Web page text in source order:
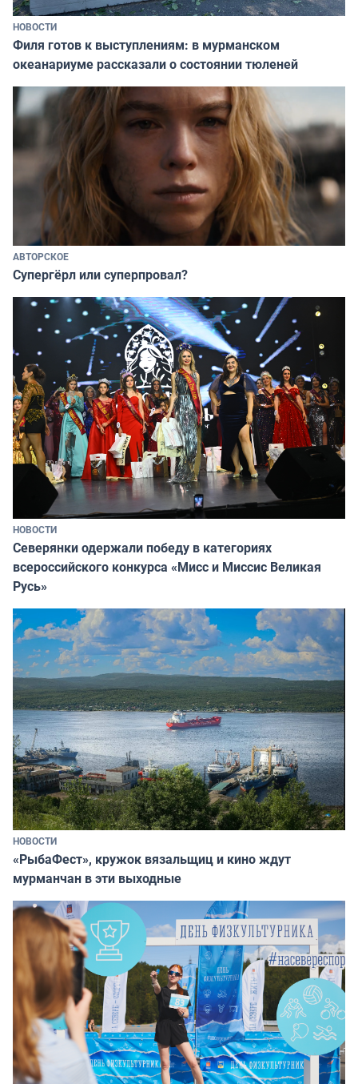
НОВОСТИ
Филя готов к выступлениям: в мурманском
океанариуме рассказали о состоянии тюленей
АВТОРСКОЕ
Супергёрл или суперпровал?
НОВОСТИ
Северянки одержали победу в категориях
всероссийского конкурса «Мисс и Миссис Великая
Русь»
НОВОСТИ
«РыбаФест», кружок вязальщиц и кино ждут
мурманчан в эти выходные